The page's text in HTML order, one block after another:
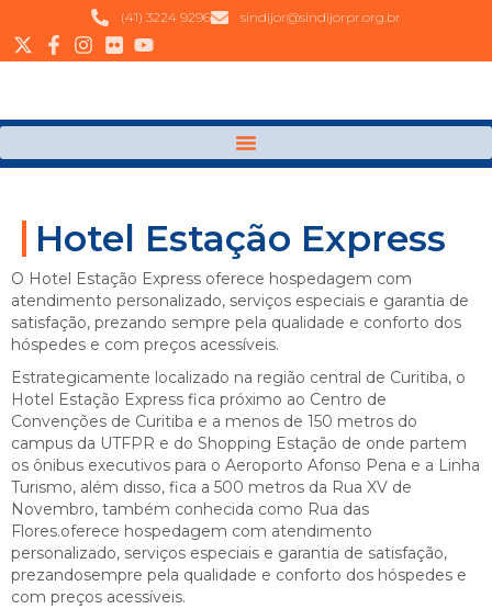
(41) 3224 9296 sindijor@sindijorpr.org.br
Hotel Estação Express
O Hotel Estação Express oferece hospedagem com
atendimento personalizado, serviços especiais e garantia de
satisfação, prezando sempre pela qualidade e conforto dos
hóspedes e com preços acessíveis.
Estrategicamente localizado na região central de Curitiba, o
Hotel Estação Express fica próximo ao Centro de
Convenções de Curitiba e a menos de 150 metros do
campus da UTFPR e do Shopping Estação de onde partem
os ônibus executivos para o Aeroporto Afonso Pena e a Linha
Turismo, além disso, fica a 500 metros da Rua XV de
Novembro, também conhecida como Rua das
Flores.oferece hospedagem com atendimento
personalizado, serviços especiais e garantia de satisfação,
prezandosempre pela qualidade e conforto dos hóspedes e
com preços acessíveis.